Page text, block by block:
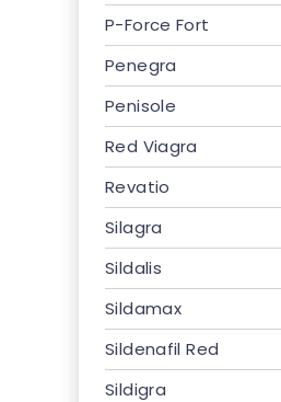
P-Force Fort
Penegra
Penisole
Red Viagra
Revatio
Silagra
Sildalis
Sildamax
Sildenafil Red
Sildigra